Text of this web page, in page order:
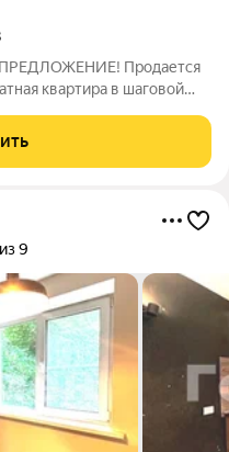
Продается
квартира в шаговой
готова к проживанию, в
9